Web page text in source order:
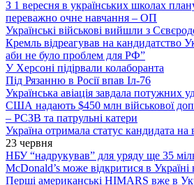
З 1 вересня в українських школах
переважно очне навчання – ОП
Українські військові вийшли з
Кремль відреагував на кандидатство
аби не було проблем для РФ”
У Херсоні підірвали колаборанта
Під Рязанню в Росії впав Іл-76
Українська авіація завдала потужних
США надають $450 млн військової
– РСЗВ та патрульні катери
Україна отримала статус кандидата
23 червня
НБУ “надрукував” для уряду ще 35
McDonald’s може відкритися в Україні
Перші американські HIMARS вже в